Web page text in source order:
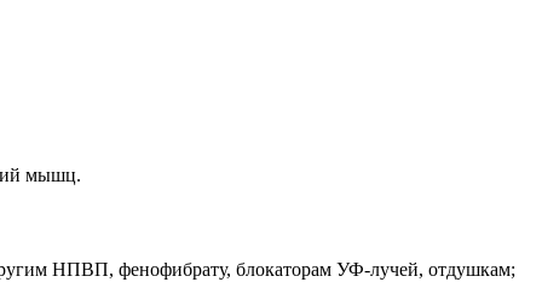
мышц.
НПВП, фенофибрату, блокаторам УФ-лучей, отдушкам;